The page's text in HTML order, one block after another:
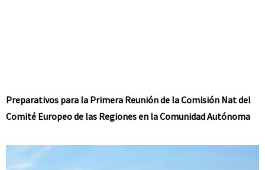
Preparativos para la Primera Reunión de la Comisión Nat del
Comité Europeo de las Regiones en la Comunidad Autónoma